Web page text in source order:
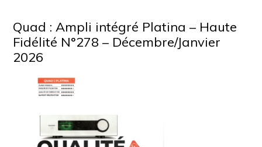
Quad : Ampli intégré Platina – Haute
Fidélité N°278 – Décembre/Janvier
2026